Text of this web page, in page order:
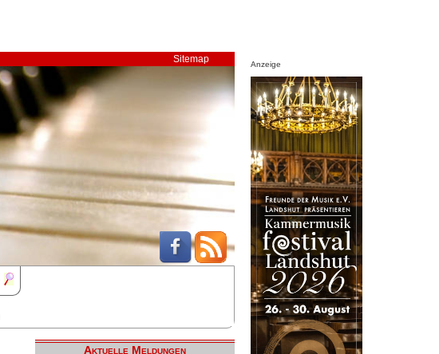
Sitemap
Aktuelle Meldungen
Anzeige